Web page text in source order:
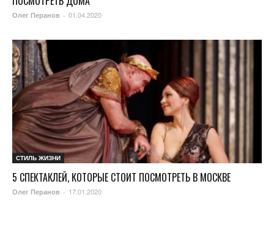
Олег Перанов - 01.04.2020
СТИЛЬ ЖИЗНИ
5 СПЕКТАКЛЕЙ, КОТОРЫЕ СТОИТ ПОСМОТРЕТЬ В МОСКВЕ
Олег Перанов - 17.01.2020